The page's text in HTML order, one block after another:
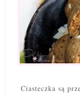
Ciasteczka są